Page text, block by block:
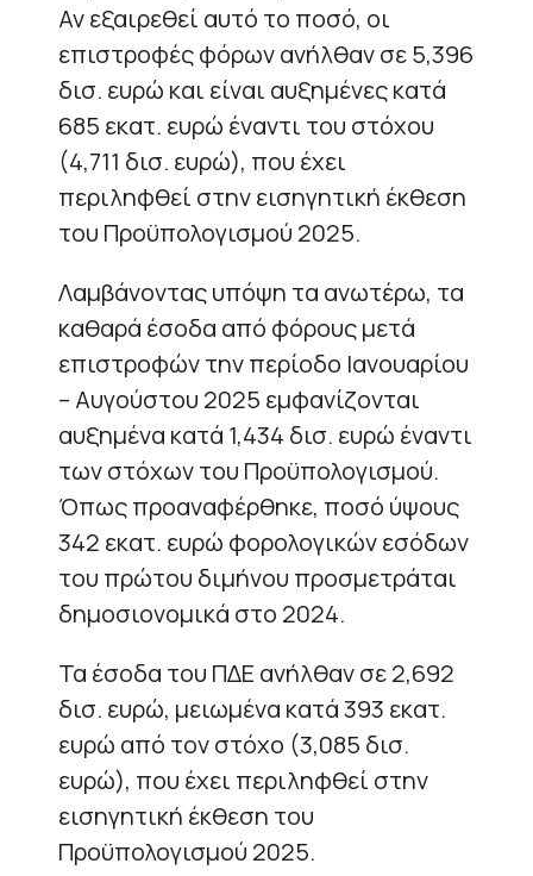
Αν εξαιρεθεί αυτό το ποσό, οι
επιστροφές φόρων ανήλθαν σε 5,396
δισ. ευρώ και είναι αυξημένες κατά
685 εκατ. ευρώ έναντι του στόχου
(4,711 δισ. ευρώ), που έχει
περιληφθεί στην εισηγητική έκθεση
του Προϋπολογισμού 2025.
Λαμβάνοντας υπόψη τα ανωτέρω, τα
καθαρά έσοδα από φόρους μετά
επιστροφών την περίοδο Ιανουαρίου
– Αυγούστου 2025 εμφανίζονται
αυξημένα κατά 1,434 δισ. ευρώ έναντι
των στόχων του Προϋπολογισμού.
Όπως προαναφέρθηκε, ποσό ύψους
342 εκατ. ευρώ φορολογικών εσόδων
του πρώτου διμήνου προσμετράται
δημοσιονομικά στο 2024.
Τα έσοδα του ΠΔΕ ανήλθαν σε 2,692
δισ. ευρώ, μειωμένα κατά 393 εκατ.
ευρώ από τον στόχο (3,085 δισ.
ευρώ), που έχει περιληφθεί στην
εισηγητική έκθεση του
Προϋπολογισμού 2025.